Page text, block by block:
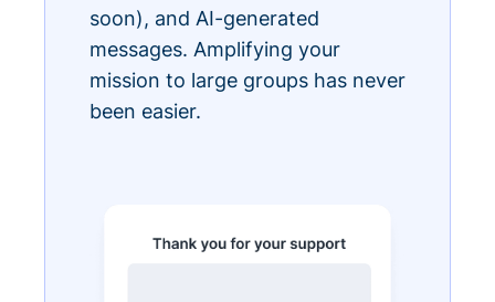
soon), and AI-generated
messages. Amplifying your
mission to large groups has never
been easier.